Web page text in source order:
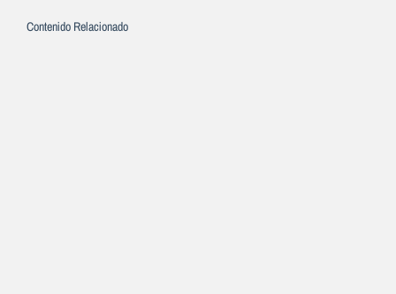
Contenido Relacionado